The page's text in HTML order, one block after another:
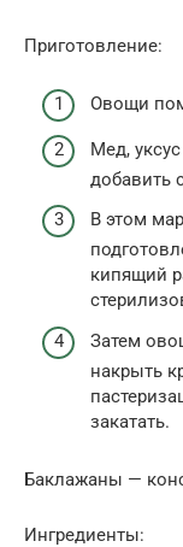
Приготовление:
Овощи
Мед,
добавить
В этом
кипящий
Затем
накрыть
закатать.
Баклажаны —
Ингредиенты: